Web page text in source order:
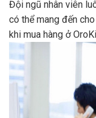
Đội ngũ nhân viên
có thể mang đến
khi mua hàng ở